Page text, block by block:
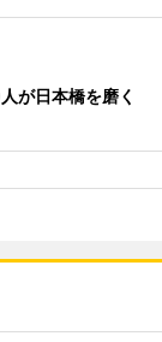
が日本橋を磨く